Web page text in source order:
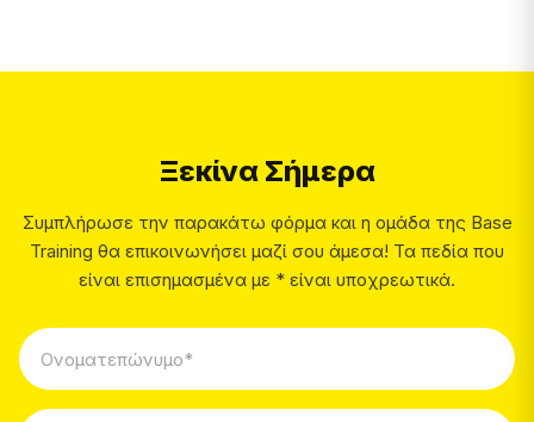
Ξεκίνα Σήμερα
Συμπλήρωσε την παρακάτω φόρμα και η ομάδα της Base
Training θα επικοινωνήσει μαζί σου άμεσα! Τα πεδία που
είναι επισημασμένα με * είναι υποχρεωτικά.